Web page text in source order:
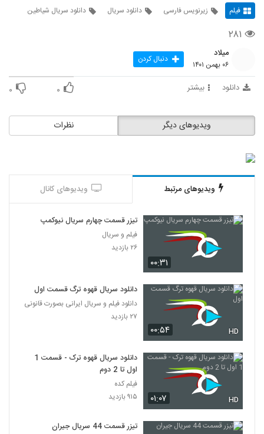
فیلم زیرنویس فارسی دانلود سریال دانلود سریال شیاطین
۲۸۱
میلاد
۰۶ بهمن ۱۴۰۱ دنبال کردن
دانلود بیشتر ۰ ۰
نظرات ویدیوهای دیگر
ویدیوهای مرتبط ویدیوهای کانال
۰۰:۳۱
تیزر قسمت چهارم سریال نیوکمپ
فیلم و سریال
۲۶ بازدید
۰۰:۵۴ HD
دانلود سریال قهوه ترگ قسمت اول
دانلود فیلم و سریال ایرانی بصورت قانونی
۲۷ بازدید
۰۱:۰۷ HD
دانلود سریال قهوه ترک - قسمت 1
اول تا 2 دوم
فیلم کده
۹۱۵ بازدید
تیزر قسمت 44 سریال جیران